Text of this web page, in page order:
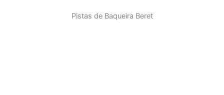
Pistas de Baqueira Beret